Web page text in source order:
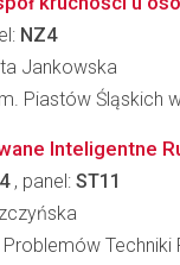
NZ4
Jankowska
Piastów Śląskich
Inteligentne
, panel: ST11
Techniki